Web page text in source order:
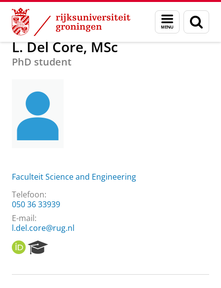
Skip
Content
Skip
Navigation
Menu
en
zoeken
Over ons L. Del Core, MSc
L. Del Core, MSc
PhD student
Faculteit Science and Engineering
Telefoon:
050 36 33939
E-mail:
l.del.core@rug.nl
O
R
I
e